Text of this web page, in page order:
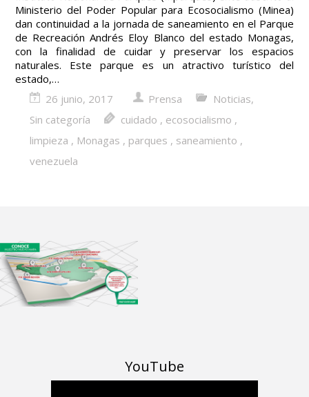
Ministerio del Poder Popular para Ecosocialismo (Minea)
dan continuidad a la jornada de saneamiento en el Parque
de Recreación Andrés Eloy Blanco del estado Monagas,
con la finalidad de cuidar y preservar los espacios
naturales. Este parque es un atractivo turístico del
estado,…
26 junio, 2017
Prensa Noticias,
Sin categoría
cuidado , ecosocialismo ,
limpieza , Monagas , parques , saneamiento ,
venezuela
YouTube